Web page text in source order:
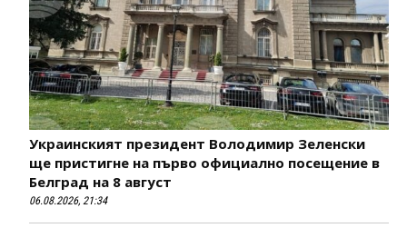
Украинският президент Володимир Зеленски
ще пристигне на първо официално посещение в
Белград на 8 август
06.08.2026, 21:34